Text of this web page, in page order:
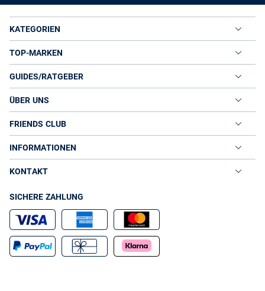
KATEGORIEN
TOP-MARKEN
GUIDES/RATGEBER
ÜBER UNS
FRIENDS CLUB
INFORMATIONEN
KONTAKT
SICHERE ZAHLUNG